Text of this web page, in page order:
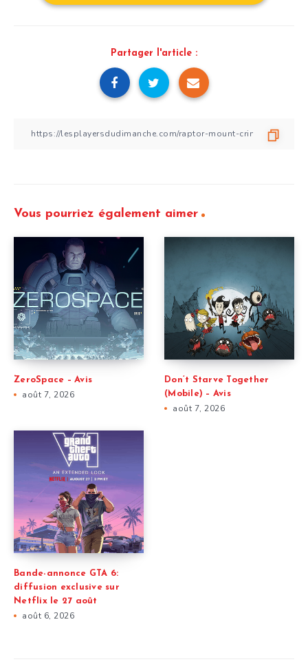
Partager l'article :
Vous pourriez également aimer
ZeroSpace – Avis
août 7, 2026
Don’t Starve Together
(Mobile) – Avis
août 7, 2026
Bande-annonce GTA 6:
diffusion exclusive sur
Netflix le 27 août
août 6, 2026